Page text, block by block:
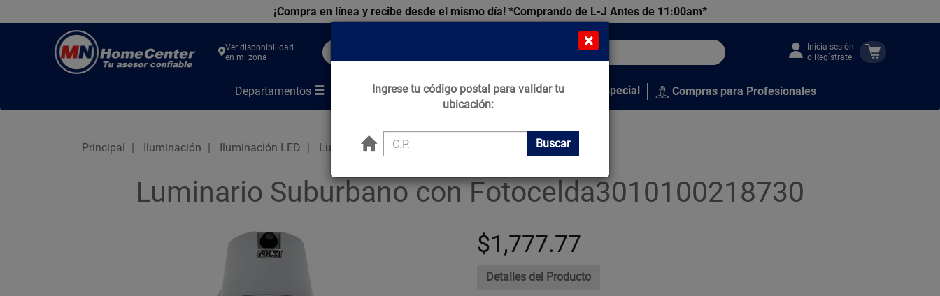
¡Compra en línea y recibe desde el mismo día! *Comprando de L-J Antes de 11:00am*
Center
Ver disponibilidad
en mi zona
Inicia sesión
o Regístrate
Departamentos Marcas Tips que Construyen Venta Especial Compras para Profesionales
Principal Iluminación Iluminación LED Luminario Suburbano con Fotocelda
Luminario Suburbano con Fotocelda3010100218730
$1,777.77
Detalles del Producto
×
Ingrese tu código postal para validar tu
ubicación:
Buscar